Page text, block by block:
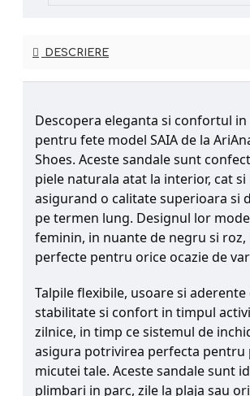
DESCRIERE
Descopera eleganta si confortul in
pentru fete model SAIA de la
Shoes. Aceste sandale sunt
piele naturala atat la interior, cat si
asigurand o calitate superioara si
pe termen lung. Designul lor
feminin, in nuante de negru si roz,
perfecte pentru orice ocazie de
Talpile flexibile, usoare si
stabilitate si confort in timpul
zilnice, in timp ce sistemul de
asigura potrivirea perfecta pentru
micutei tale. Aceste sandale sunt
plimbari in parc, zile la plaja sau